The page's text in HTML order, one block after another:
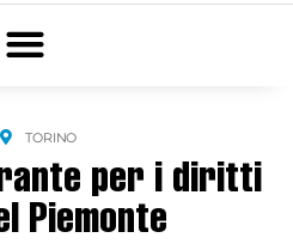
TORINO
per i diritti
Piemonte